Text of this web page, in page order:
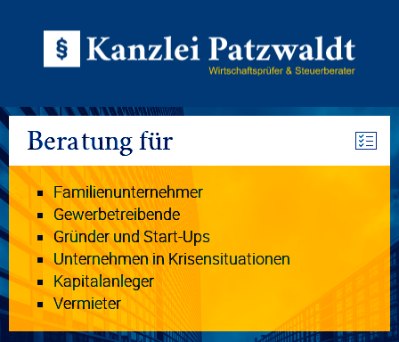
Beratung für
Familienunternehmer
Gewerbetreibende
Gründer und Start-Ups
Unternehmen in Krisensituationen
Kapitalanleger
Vermieter